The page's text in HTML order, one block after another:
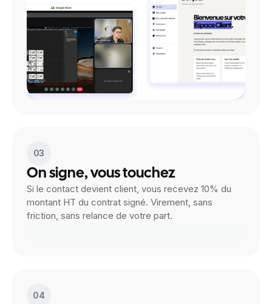
03
On signe, vous touchez
Si le contact devient client, vous recevez 10% du
montant HT du contrat signé. Virement, sans
friction, sans relance de votre part.
04